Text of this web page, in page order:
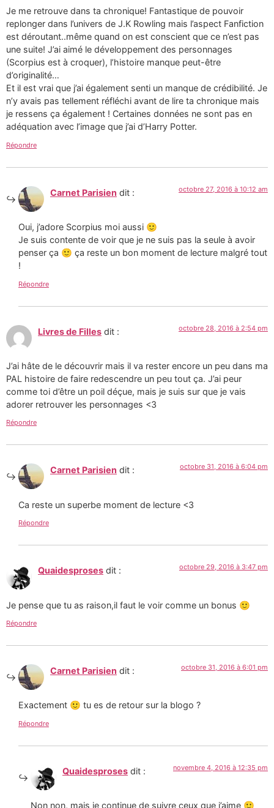
Je me retrouve dans ta chronique! Fantastique de pouvoir
replonger dans l’univers de J.K Rowling mais l’aspect Fanfiction
est déroutant..même quand on est conscient que ce n’est pas
une suite! J’ai aimé le développement des personnages
(Scorpius est à croquer), l’histoire manque peut-être
d’originalité…
Et il est vrai que j’ai également senti un manque de crédibilité. Je
n’y avais pas tellement réfléchi avant de lire ta chronique mais
je ressens ça également ! Certaines données ne sont pas en
adéquation avec l’image que j’ai d’Harry Potter.
Répondre
Carnet Parisien dit : octobre 27, 2016 à 10:12 am
Oui, j’adore Scorpius moi aussi 🙂
Je suis contente de voir que je ne suis pas la seule à avoir
penser ça 🙂 ça reste un bon moment de lecture malgré tout
!
Répondre
Livres de Filles dit : octobre 28, 2016 à 2:54 pm
J’ai hâte de le découvrir mais il va rester encore un peu dans ma
PAL histoire de faire redescendre un peu tout ça. J’ai peur
comme toi d’être un poil déçue, mais je suis sur que je vais
adorer retrouver les personnages <3
Répondre
Carnet Parisien dit : octobre 31, 2016 à 6:04 pm
Ca reste un superbe moment de lecture <3
Répondre
Quaidesproses dit : octobre 29, 2016 à 3:47 pm
Je pense que tu as raison,il faut le voir comme un bonus 🙂
Répondre
Carnet Parisien dit : octobre 31, 2016 à 6:01 pm
Exactement 🙂 tu es de retour sur la blogo ?
Répondre
Quaidesproses dit : novembre 4, 2016 à 12:35 pm
Non non, mais je continue de suivre ceux que j’aime 🙂